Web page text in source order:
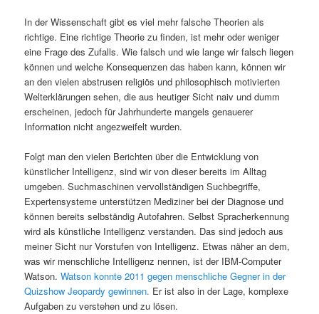
In der Wissenschaft gibt es viel mehr falsche Theorien als
richtige. Eine richtige Theorie zu finden, ist mehr oder weniger
eine Frage des Zufalls. Wie falsch und wie lange wir falsch liegen
können und welche Konsequenzen das haben kann, können wir
an den vielen abstrusen religiös und philosophisch motivierten
Welterklärungen sehen, die aus heutiger Sicht naiv und dumm
erscheinen, jedoch für Jahrhunderte mangels genauerer
Information nicht angezweifelt wurden.
Folgt man den vielen Berichten über die Entwicklung von
künstlicher Intelligenz, sind wir von dieser bereits im Alltag
umgeben. Suchmaschinen vervollständigen Suchbegriffe,
Expertensysteme unterstützen Mediziner bei der Diagnose und
können bereits selbständig Autofahren. Selbst Spracherkennung
wird als künstliche Intelligenz verstanden. Das sind jedoch aus
meiner Sicht nur Vorstufen von Intelligenz. Etwas näher an dem,
was wir menschliche Intelligenz nennen, ist der IBM-Computer
Watson.Watson konnte 2011 gegen menschliche Gegner in der
Quizshow Jeopardy gewinnen. Er ist also in der Lage, komplexe
Aufgaben zu verstehen und zu lösen.